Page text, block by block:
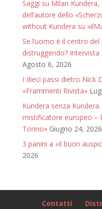
Saggi su Milan
dell’autore dello
without Kundera su
Se l’uomo è il centro
distruggendo?
Agosto 6, 2026
I dieci passi dietro Nick
«Frammenti Rivista»
Kundera senza
mistificatore europeo –
Torino» Giugno 24, 2026
3 panini a «il buon
2026
Contatti